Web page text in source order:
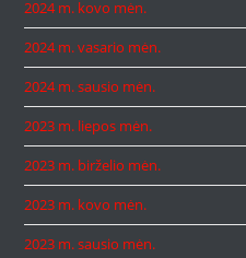
2024 m. kovo mėn.
2024 m. vasario mėn.
2024 m. sausio mėn.
2023 m. liepos mėn.
2023 m. birželio mėn.
2023 m. kovo mėn.
2023 m. sausio mėn.